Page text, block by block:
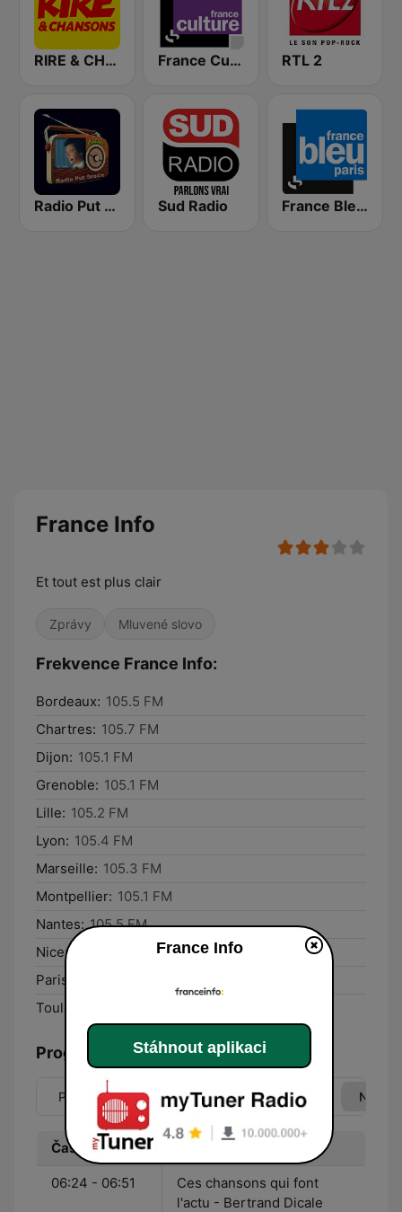
RIRE & CHANSONS France Culture RTL 2
Radio Put Sreće Sud Radio France Bleu Ile-de-France
France Info
Et tout est plus clair
Zprávy Mluvené slovo
Frekvence France Info:
Bordeaux: 105.5 FM
Chartres: 105.7 FM
Dijon: 105.1 FM
Grenoble: 105.1 FM
Lille: 105.2 FM
Lyon: 105.4 FM
Marseille: 105.3 FM
Montpellier: 105.1 FM
Nantes: 105.5 FM
Nice:
Paris:
Toulon:
Programová nabídka
Po Út St Čt Pá Ne
Čas
06:24 - 06:51
Ces chansons qui font
l'actu - Bertrand Dicale
France Info
Stáhnout aplikaci